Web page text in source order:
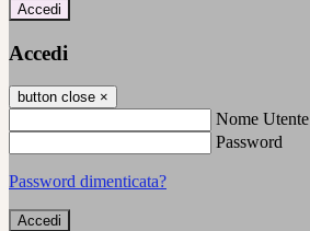
Accedi
Accedi
button close ×
Nome Utente
Password
Password dimenticata?